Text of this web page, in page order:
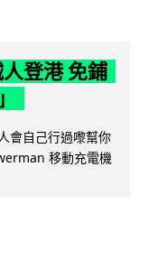
登港 免鋪
會自己行過嚟幫你
移動充電機